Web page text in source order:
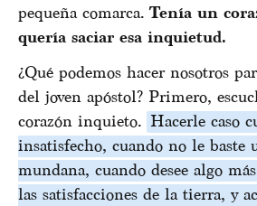
pequeña comarca. Tenía un
quería saciar esa inquietud.
¿Qué podemos hacer nosotros
del joven apóstol? Primero,
corazón inquieto. Hacerle caso
insatisfecho, cuando no le baste
mundana, cuando desee algo
las satisfacciones de la tierra, y